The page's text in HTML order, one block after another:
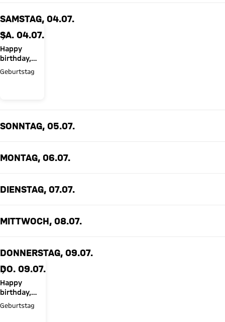
SAMSTAG, 04.07.
SA. 04.07.
Happy
birthday,
Jonah Kusi-
Geburtstag
SONNTAG, 05.07.
MONTAG, 06.07.
DIENSTAG, 07.07.
MITTWOCH, 08.07.
DONNERSTAG, 09.07.
DO. 09.07.
Happy
birthday,
João
Palhinha!
Geburtstag